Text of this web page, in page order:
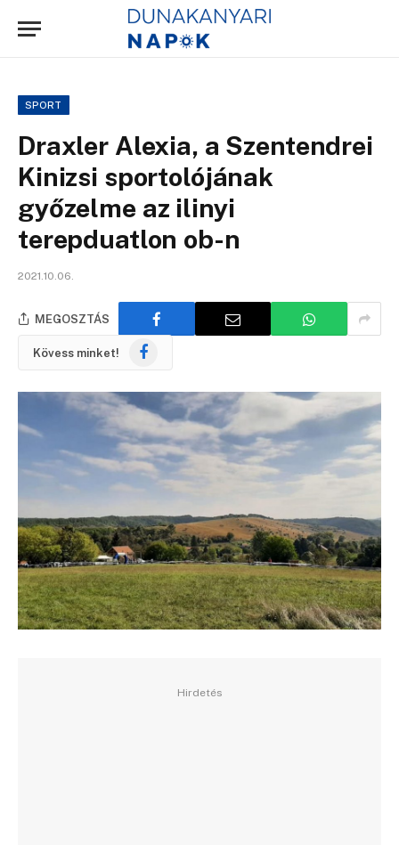
SPORT
Draxler Alexia, a Szentendrei
Kinizsi sportolójának
győzelme az ilinyi
terepduatlon ob-n
2021.10.06.
MEGOSZTÁS
Kövess minket! Facebook
Hirdetés